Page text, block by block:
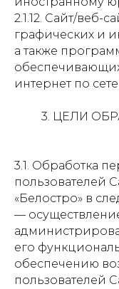
2.1.12. Сайт/веб-
графических и
а также
обеспечивающих
интернет по
3. ЦЕЛИ
3.1. Обработка
пользователей
«Белостро» в
—
его
обеспечению
пользователей